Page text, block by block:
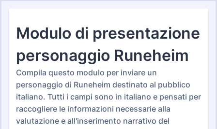
500+ Modelli di Questionari
ed Esempi
549 Template